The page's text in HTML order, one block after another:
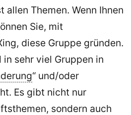
allen Themen. Wenn Ihnen
Sie, mit
diese Gruppe gründen.
sehr viel Gruppen in
“ und/oder
Es gibt nicht nur
sondern auch